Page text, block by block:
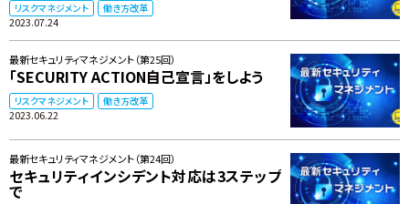
リスクマネジメント 働き方改革
2023.07.24
最新セキュリティマネジメント（第25回）
「SECURITY ACTION自己宣言」をしよう
リスクマネジメント 働き方改革
2023.06.22
最新セキュリティマネジメント（第24回）
セキュリティインシデント対応は3ステップ
で